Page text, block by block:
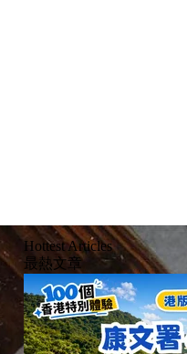
Hottest Articles
最熱文章